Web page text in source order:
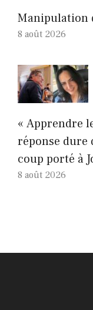
Manipulation
8 août 2026
« Apprendre
réponse dure
coup porté à
8 août 2026